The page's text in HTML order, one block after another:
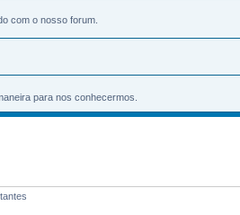
com o nosso forum.
para nos conhecermos.